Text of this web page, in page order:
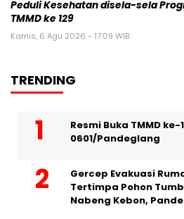
Peduli Kesehatan disela-sela
TMMD ke 129
Kamis, 6 Agu 2026 - 17:09 WIB
TRENDING
Resmi Buka TMMD ke-
0601/Pandeglang
Gercep Evakuasi
Tertimpa Pohon
Nabeng Kebon,